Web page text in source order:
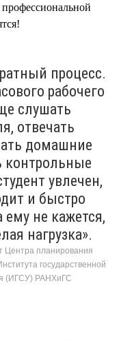
процесс.
рабочего
слушать
отвечать
домашние
контрольные
увлечен,
и быстро
ему не кажется,
нагрузка».
Центра планирования
государственной
(ИГСУ) РАНХиГС